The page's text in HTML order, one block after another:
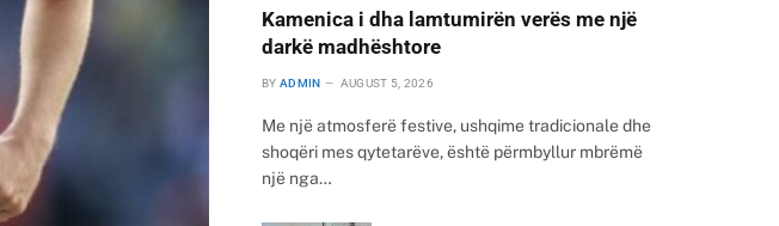
Kamenica i dha lamtumirën verës me një
darkë madhështore
BY ADMIN AUGUST 5, 2026
Me një atmosferë festive, ushqime tradicionale dhe
shoqëri mes qytetarëve, është përmbyllur mbrëmë
një nga…